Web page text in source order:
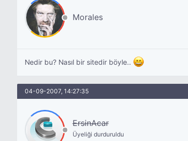
Morales
Nedir bu? Nasıl bir sitedir böyle..
04-09-2007, 14:27:35
ErsinAcar
Üyeliği durduruldu